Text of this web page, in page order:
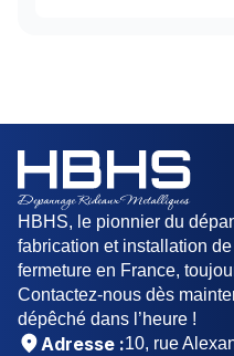
votre disposition 24h/7
professionnels pour
qualité avec des tarifs
HBHS, le pionnier du
fabrication et installation
fermeture en France,
Contactez-nous dès
dépêché dans l’heure !
Adresse :10, rue